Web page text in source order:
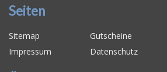
Seiten
Sitemap Gutscheine
Impressum
Datenschutz